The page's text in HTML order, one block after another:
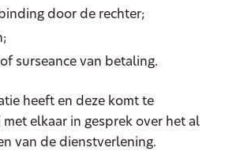
door de rechter;
surseance van betaling.
heeft en deze komt te
elkaar in gesprek over het al
van de dienstverlening.